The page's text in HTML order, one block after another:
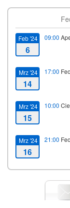
Feb '24
6
09:00
Mrz '24
14
17:00
Mrz '24
15
10:00
Mrz '24
16
21:00